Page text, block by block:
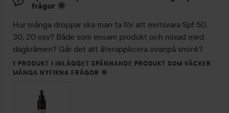
frågor 🌞
Hur många droppar ska man ta för att motsvara Spf 50,
30, 20 osv? Både som ensam produkt och mixad med
dagkrämen? Går det att återapplicera ovanpå smink?
1 PRODUKT I INLÄGGET SPÄNNANDE PRODUKT SOM VÄCKER
MÅNGA NYFIKNA FRÅGOR 🌞